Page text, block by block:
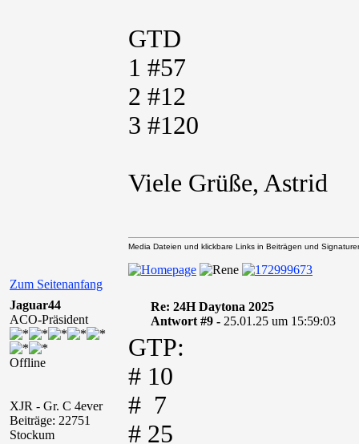
GTD
1 #57
2 #12
3 #120
Viele Grüße, Astrid
Zum Seitenanfang
Media Dateien und klickbare Links in Beiträgen und
Jaguar44
ACO-Präsident
Offline
XJR - Gr. C 4ever
Beiträge: 22751
Stockum
Re: 24H Daytona 2025
Antwort #9 - 25.01.25 um 15:59:03
GTP:
# 10
# 7
# 25